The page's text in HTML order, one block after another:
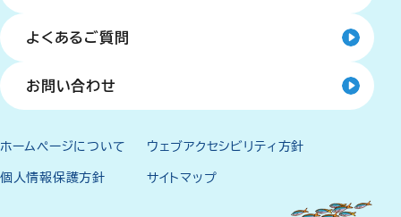
よくあるご質問
お問い合わせ
ホームページについて ウェブアクセシビリティ方針
個人情報保護方針 サイトマップ